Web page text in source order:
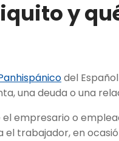
y
del
una deuda o una
empresario o
trabajador, en